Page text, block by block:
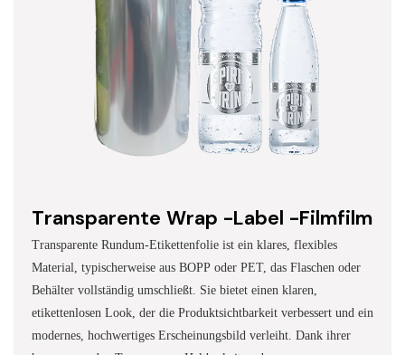
Transparente Wrap -Label -Filmfilm
Transparente Rundum-Etikettenfolie ist ein klares, flexibles
Material, typischerweise aus BOPP oder PET, das Flaschen oder
Behälter vollständig umschließt. Sie bietet einen klaren,
etikettenlosen Look, der die Produktsichtbarkeit verbessert und ein
modernes, hochwertiges Erscheinungsbild verleiht. Dank ihrer